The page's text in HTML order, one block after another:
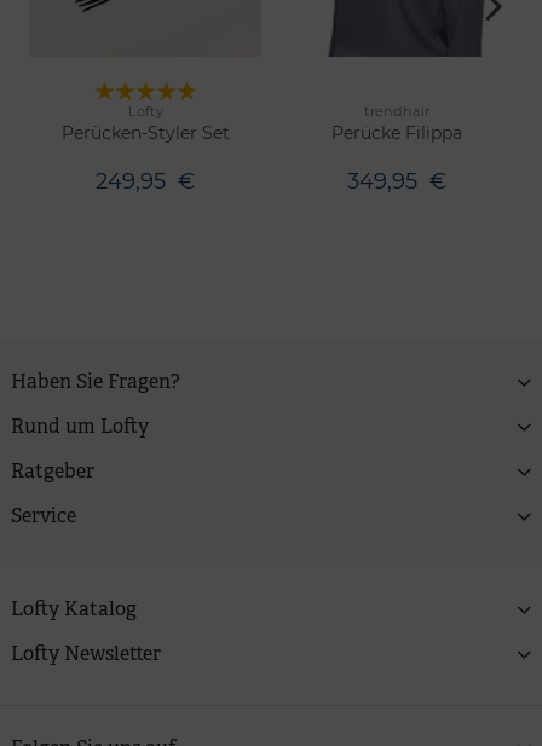
Merken
Lofty
Perücken-Styler Set
249,95 €
6 Farben Merken
trendhair
Perücke Filippa
349,95 €
Haben Sie Fragen?
Rund um Lofty
Ratgeber
Service
Lofty Katalog
Lofty Newsletter